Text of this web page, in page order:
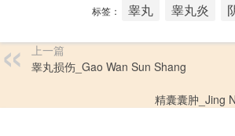
标签： 睾丸 睾丸炎
上一篇
睾丸损伤_Gao Wan Sun Shang
精囊囊肿_Jing